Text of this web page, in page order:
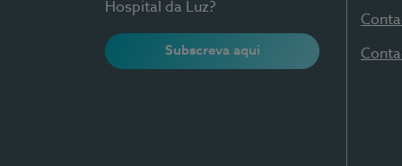
Hospital da Luz?
Subscreva aqui